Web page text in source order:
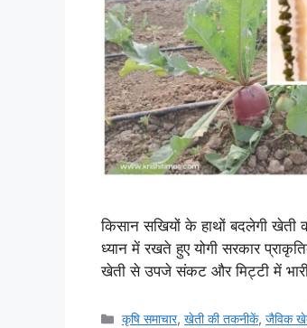
किसान सखियों के हाथों बदलेगी
ध्यान में रखते हुए योगी सरकार
खेती से उपजे संकट और मिट्टी में
कृषि समाचार,खेती की तकनीकें,जैविक